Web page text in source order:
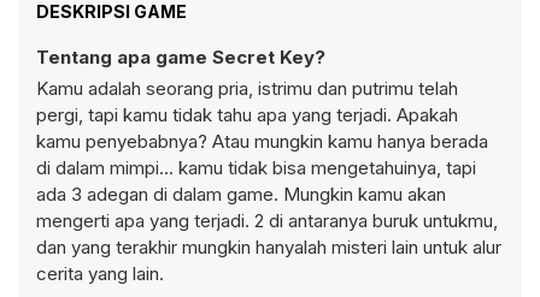
DESKRIPSI GAME
Tentang apa game Secret Key?
Kamu adalah seorang pria, istrimu dan putrimu telah
pergi, tapi kamu tidak tahu apa yang terjadi. Apakah
kamu penyebabnya? Atau mungkin kamu hanya berada
di dalam mimpi... kamu tidak bisa mengetahuinya, tapi
ada 3 adegan di dalam game. Mungkin kamu akan
mengerti apa yang terjadi. 2 di antaranya buruk untukmu,
dan yang terakhir mungkin hanyalah misteri lain untuk alur
cerita yang lain.